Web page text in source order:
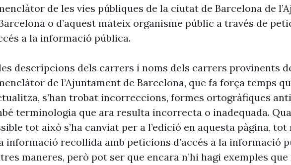
de les vies públiques de la ciutat de Barcelona de
o d’aquest mateix organisme públic a través de
a la informació pública.
descripcions dels carrers i noms dels carrers provinents
de l’Ajuntament de Barcelona, que fa força temps
s’han trobat incorreccions, formes ortogràfiques
terminologia que ara resulta incorrecta o inadequada.
tot això s’ha canviat per a l’edició en aquesta pàgina,
informació recollida amb peticions d’accés a la informació
maneres, però pot ser que encara n’hi hagi exemples